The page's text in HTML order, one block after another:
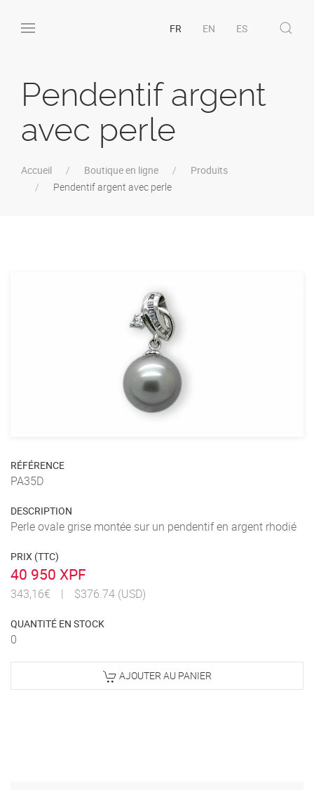
FR EN ES
Pendentif argent
avec perle
Accueil Boutique en ligne
Produits
Pendentif argent avec perle
RÉFÉRENCE
PA35D
DESCRIPTION
Perle ovale grise montée sur un pendentif en argent rhodié
PRIX (TTC)
40 950 XPF
343,16€ | $376.74 (USD)
QUANTITÉ EN STOCK
0
AJOUTER AU PANIER